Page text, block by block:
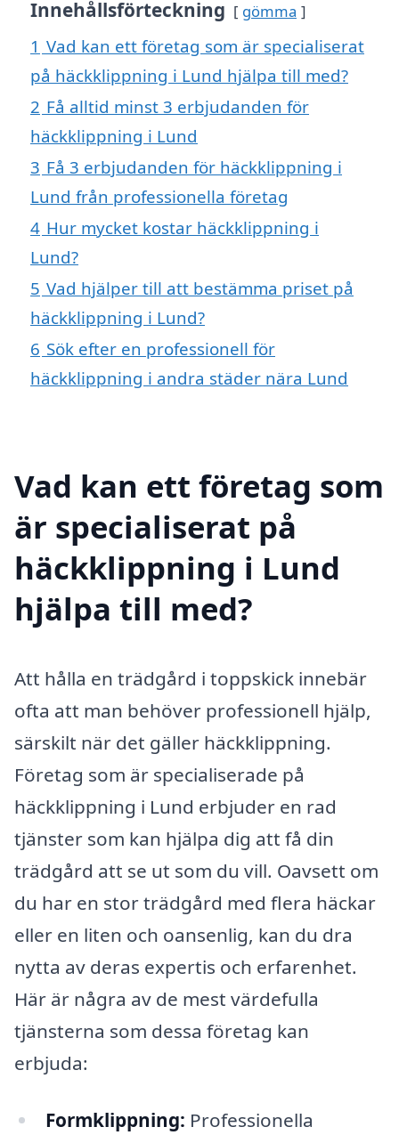
Innehållsförteckning gömma
1 Vad kan ett företag som är specialiserat
på häckklippning i Lund hjälpa till med?
2 Få alltid minst 3 erbjudanden för
häckklippning i Lund
3 Få 3 erbjudanden för häckklippning i
Lund från professionella företag
4 Hur mycket kostar häckklippning i
Lund?
5 Vad hjälper till att bestämma priset på
häckklippning i Lund?
6 Sök efter en professionell för
häckklippning i andra städer nära Lund
Vad kan ett företag som
är specialiserat på
häckklippning i Lund
hjälpa till med?
Att hålla en trädgård i toppskick innebär
ofta att man behöver professionell hjälp,
särskilt när det gäller häckklippning.
Företag som är specialiserade på
häckklippning i Lund erbjuder en rad
tjänster som kan hjälpa dig att få din
trädgård att se ut som du vill. Oavsett om
du har en stor trädgård med flera häckar
eller en liten och oansenlig, kan du dra
nytta av deras expertis och erfarenhet.
Här är några av de mest värdefulla
tjänsterna som dessa företag kan
erbjuda:
Formklippning: Professionella